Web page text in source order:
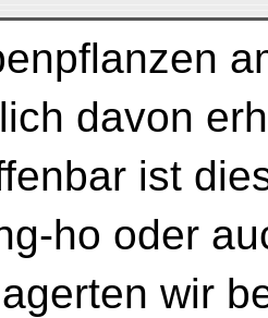
davon
ist
ho oder
wir